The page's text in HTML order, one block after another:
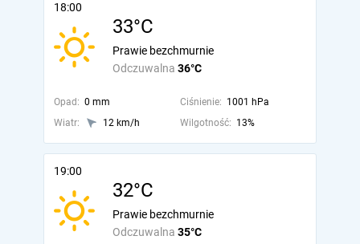
18:00
33°C
Odczuwalna 36°C
Prawie bezchmurnie
Opad: 0 mm Ciśnienie: 1001 hPa
Wiatr:
12 km/h Wilgotność: 13%
19:00
32°C
Odczuwalna 35°C
Prawie bezchmurnie